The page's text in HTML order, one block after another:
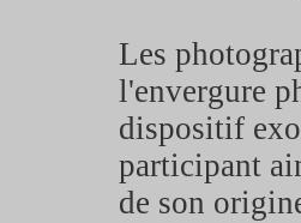
Les
l'envergure
dispositif
participant
de son